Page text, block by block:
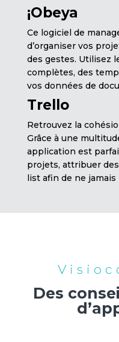
¡Obeya
Ce logiciel de
d’organiser vos
des gestes. Utilisez
complètes, des
vos données de
Trello
Retrouvez la
Grâce à une
application est
projets, attribuer
list afin de ne
Des